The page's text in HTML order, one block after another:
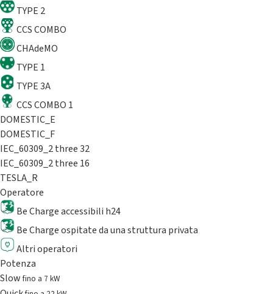
TYPE 2
CCS COMBO
CHAdeMO
TYPE 1
TYPE 3A
CCS COMBO 1
DOMESTIC_E
DOMESTIC_F
IEC_60309_2 three 32
IEC_60309_2 three 16
TESLA_R
Operatore
Be Charge accessibili h24
Be Charge ospitate da una struttura privata
Altri operatori
Potenza
Slowfino a 7 kW